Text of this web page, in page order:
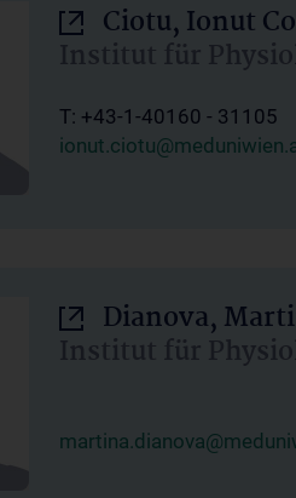
Ciotu, Ionut
Institut für
T: +43-1-40160 - 31105
Dianova,
Institut für